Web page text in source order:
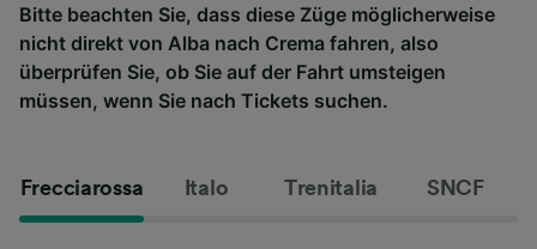
Bitte beachten Sie, dass diese Züge möglicherweise
nicht direkt von Alba nach Crema fahren, also
überprüfen Sie, ob Sie auf der Fahrt umsteigen
müssen, wenn Sie nach Tickets suchen.
Frecciarossa Italo Trenitalia SNCF